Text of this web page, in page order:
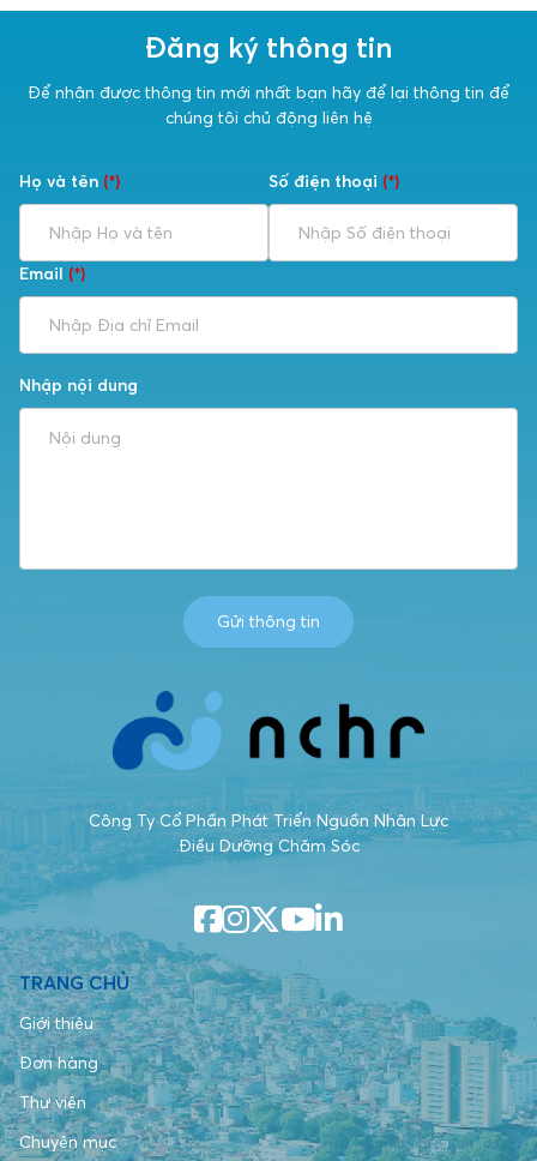
Đăng ký thông tin
Để nhận được thông tin mới nhất bạn hãy để lại thông tin để
chúng tôi chủ động liên hệ
Họ và tên (*) Số điện thoại (*)
Email (*)
Nhập nội dung
Gửi thông tin
Công Ty Cổ Phần Phát Triển Nguồn Nhân Lực
Điều Dưỡng Chăm Sóc
TRANG CHỦ
Giới thiệu
Đơn hàng
Thư viện
Chuyên mục